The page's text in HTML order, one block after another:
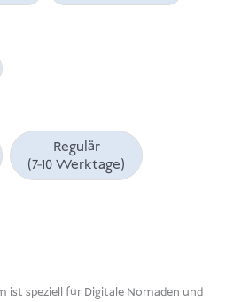
Regulär
(7-10 Werktage)
ist speziell für Digitale Nomaden und